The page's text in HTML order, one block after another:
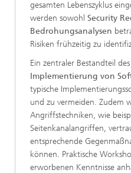
gesamten Lebenszyklus
werden sowohl Security
Bedrohungsanalysen
Risiken frühzeitig zu
Ein zentraler Bestandteil
Implementierung von
typische
und zu vermeiden. Zudem
Angriffstechniken, wie
Seitenkanalangriffen,
entsprechende
können. Praktische
erworbenen Kenntnisse